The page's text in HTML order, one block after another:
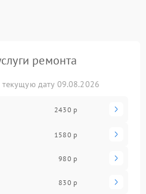
ремонта
дату 09.08.2026
2430 р
1580 р
980 р
830 р